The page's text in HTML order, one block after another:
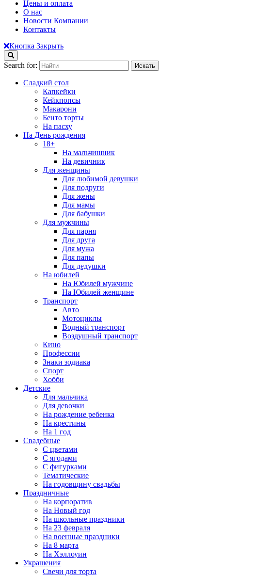
Цены и оплата
О нас
Новости Компании
Контакты
Кнопка Закрыть
Search for:
Сладкий стол
Капкейки
Кейкпопсы
Макарони
Бенто торты
На пасху
На День рождения
18+
На мальчишник
На девичник
Для женщины
Для любимой девушки
Для подруги
Для жены
Для мамы
Для бабушки
Для мужчины
Для парня
Для друга
Для мужа
Для папы
Для дедушки
На юбилей
На Юбилей мужчине
На Юбилей женщине
Транспорт
Авто
Мотоциклы
Водный транспорт
Воздушный транспорт
Кино
Профессии
Знаки зодиака
Спорт
Хобби
Детские
Для мальчика
Для девочки
На рождение ребенка
На крестины
На 1 год
Свадебные
С цветами
С ягодами
С фигурками
Тематические
На годовщину свадьбы
Праздничные
На корпоратив
На Новый год
На школьные праздники
На 23 февраля
На военные праздники
На 8 марта
На Хэллоуин
Украшения
Свечи для торта